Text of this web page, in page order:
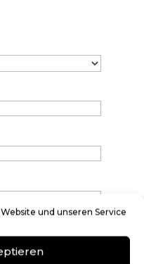
und unseren Service